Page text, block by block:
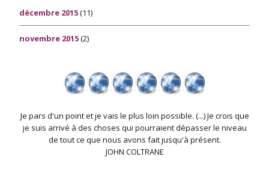
décembre 2015(11)
novembre 2015(2)
Je pars d'un point et je vais le plus loin possible. (...) Je crois que
je suis arrivé à des choses qui pourraient dépasser le niveau
de tout ce que nous avons fait jusqu'à présent.
JOHN COLTRANE